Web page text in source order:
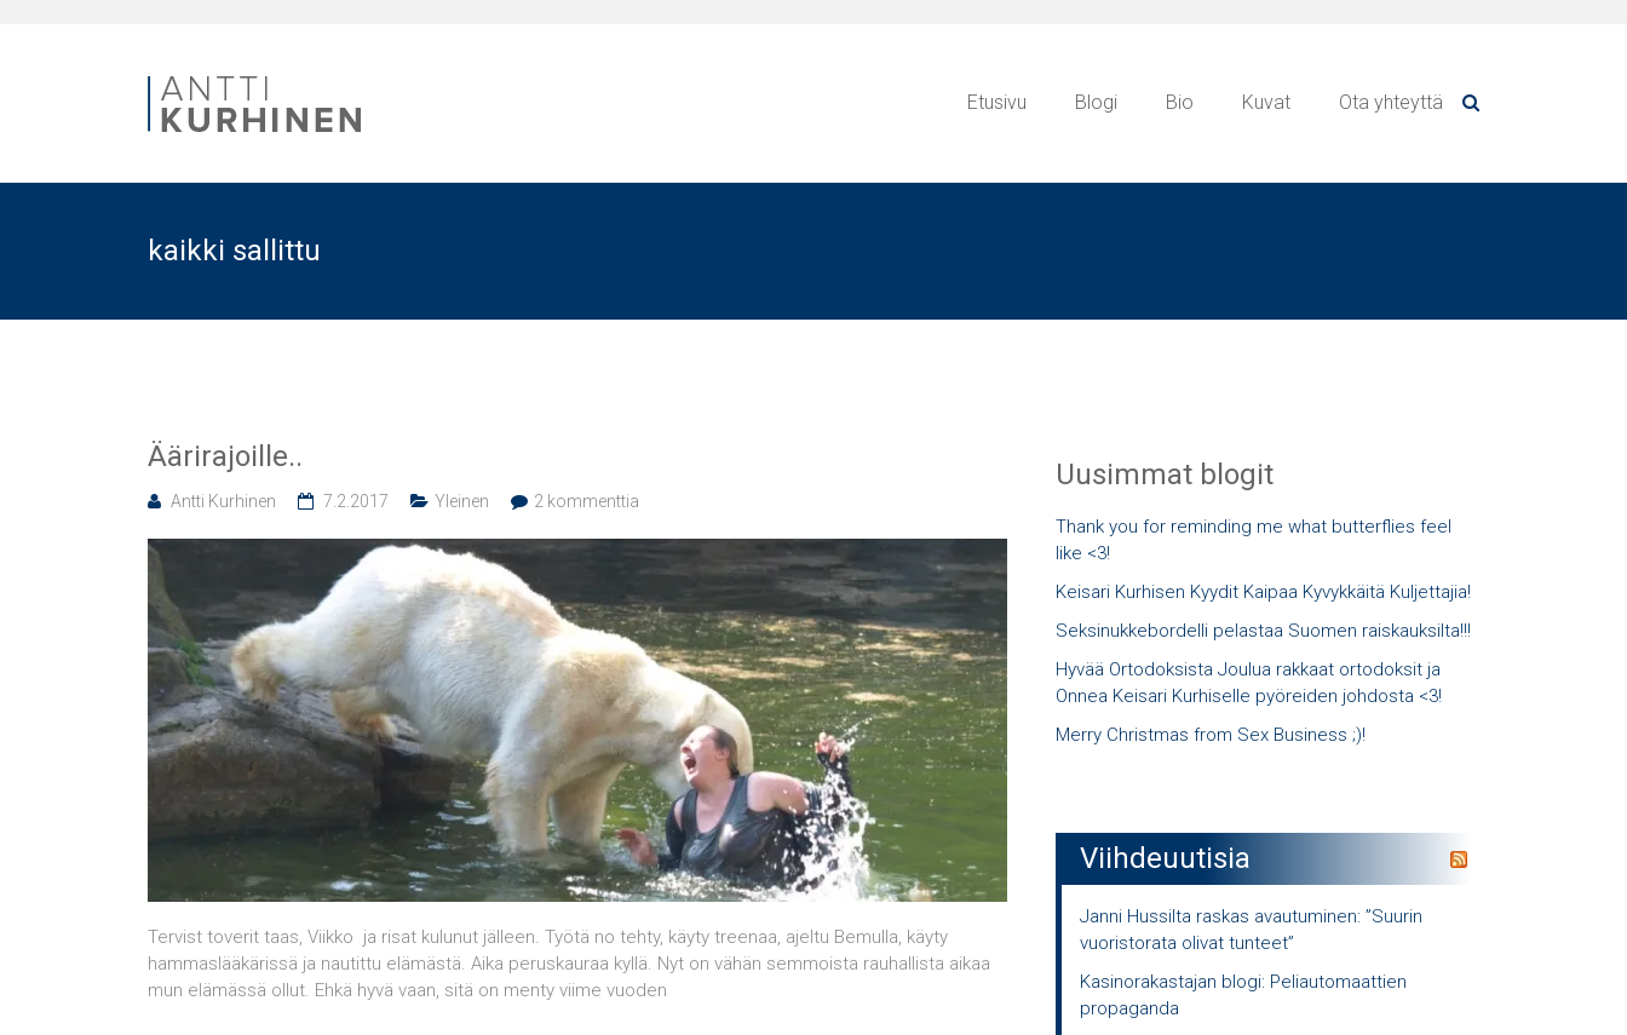
Etusivu Blogi Bio Kuvat Ota yhteyttä
kaikki sallittu
Äärirajoille..
Antti Kurhinen 7.2.2017 Yleinen 2 kommenttia
Tervist toverit taas, Viikko ja risat kulunut jälleen. Työtä no tehty, käyty treenaa, ajeltu Bemulla, käyty
hammaslääkärissä ja nautittu elämästä. Aika peruskauraa kyllä. Nyt on vähän semmoista rauhallista aikaa
mun elämässä ollut. Ehkä hyvä vaan, sitä on menty viime vuoden
Uusimmat blogit
Thank you for reminding me what butterflies feel
like <3!
Keisari Kurhisen Kyydit Kaipaa Kyvykkäitä Kuljettajia!
Seksinukkebordelli pelastaa Suomen raiskauksilta!!!
Hyvää Ortodoksista Joulua rakkaat ortodoksit ja
Onnea Keisari Kurhiselle pyöreiden johdosta <3!
Merry Christmas from Sex Business ;)!
Viihdeuutisia
Janni Hussilta raskas avautuminen: ”Suurin
vuoristorata olivat tunteet”
Kasinorakastajan blogi: Peliautomaattien
propaganda